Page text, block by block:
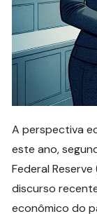
A perspectiva
este ano,
Federal
discurso
econômico do